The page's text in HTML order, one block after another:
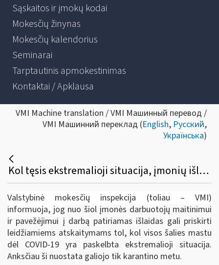
Sąskaitos ir įmokų kodai
Mokesčių žinynas
Mokesčių kalendorius
Seminarai
Tarptautinis apmokestinimas
Kontaktai / Apklausa
VMI Machine translation / VMI Машинный перевод /
VMI Машинний переклад (English, Русский,
Українська)
Kol tęsis ekstremalioji situacija, įmonių išlaidos darbuotojų maitinimui ir pavežėjimui į darbą – leidžiami atskaitymai
Valstybinė mokesčių inspekcija (toliau – VMI)
informuoja, jog nuo šiol įmonės darbuotojų maitinimui
ir pavežėjimui į darbą patiriamas išlaidas gali priskirti
leidžiamiems atskaitymams tol, kol visos šalies mastu
dėl COVID-19 yra paskelbta ekstremalioji situacija.
Anksčiau ši nuostata galiojo tik karantino metu.